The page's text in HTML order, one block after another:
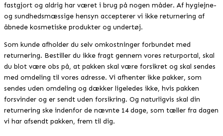
fastgjort og aldrig har været i brug på nogen måder. Af hygiejne-
og sundhedsmæssige hensyn accepterer vi ikke returnering af
åbnede kosmetiske produkter og undertøj.
Som kunde afholder du selv omkostninger forbundet med
returnering. Bestiller du ikke fragt gennem vores returportal, skal
du blot være obs på, at pakken skal være forsikret og skal sendes
med omdeling til vores adresse. Vi afhenter ikke pakker, som
sendes uden omdeling og dækker ligeledes ikke, hvis pakken
forsvinder og er sendt uden forsikring. Og naturligvis skal din
returnering ske indenfor de nævnte 14 dage, som tæller fra dagen
vi har afsendt pakken, frem til dig.